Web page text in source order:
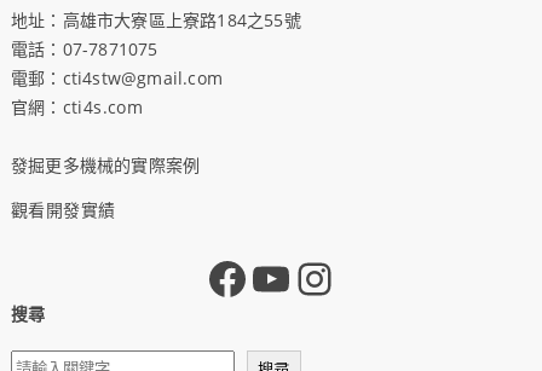
地址：高雄市大寮區上寮路184之55號
電話：07-7871075
電郵：cti4stw@gmail.com
官網： cti4s.com
發掘更多機械的實際案例
觀看開發實績
搜尋